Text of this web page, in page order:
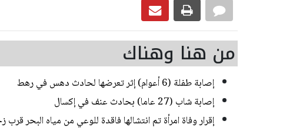
من هنا وهناك
إصابة طفلة (6 أعوام) إثر تعرضها لحادث دهس في رهط
إصابة شاب (27 عاما) بحادث عنف في إكسال
إقرار وفاة امرأة تم انتشالها فاقدة للوعي من مياه البحر